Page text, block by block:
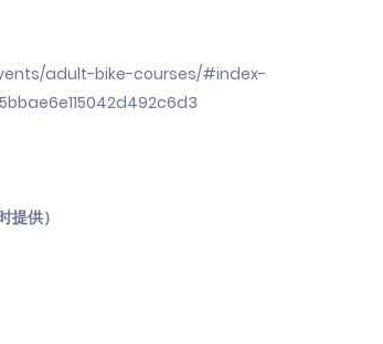
adult-bike-courses/#index-
供）